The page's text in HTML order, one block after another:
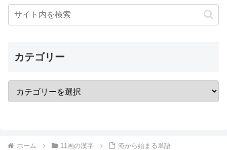
カテゴリー
ホーム 11画の漢字 淹から始まる単語